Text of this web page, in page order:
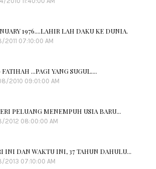
1976....LAHIR LAH DAKU KE DUNIA.
2011 07:10:00 AM
...PAGI YANG SUGUL....
2010 09:01:00 AM
PELUANG MENEMPUH USIA BARU...
2012 08:00:00 AM
INI DAN WAKTU INI, 37 TAHUN DAHULU...
2013 07:10:00 AM